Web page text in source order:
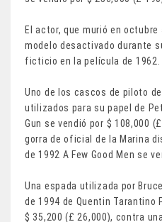
El actor, que murió en
modelo desactivado durante
ficticio en la película de 1962.
Uno de los cascos de piloto
utilizados para su papel de
Gun se vendió por $ 108,000
gorra de oficial de la Marina
de 1992 A Few Good Men se
Una espada utilizada por
de 1994 de Quentin
$ 35,200 (£ 26,000), contra